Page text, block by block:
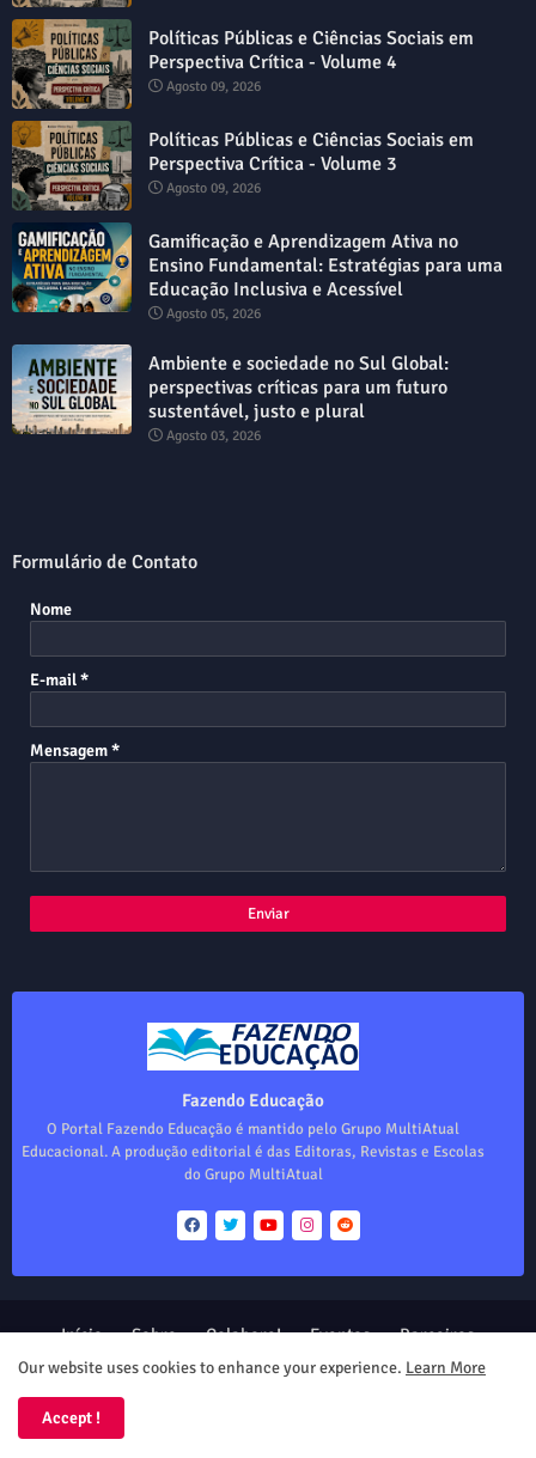
Políticas Públicas e Ciências Sociais em
Perspectiva Crítica - Volume 4
Agosto 09, 2026
Políticas Públicas e Ciências Sociais em
Perspectiva Crítica - Volume 3
Agosto 09, 2026
Gamificação e Aprendizagem Ativa no
Ensino Fundamental: Estratégias para uma
Educação Inclusiva e Acessível
Agosto 05, 2026
Ambiente e sociedade no Sul Global:
perspectivas críticas para um futuro
sustentável, justo e plural
Agosto 03, 2026
Formulário de Contato
Nome
E-mail*
Mensagem*
Fazendo Educação
O Portal Fazendo Educação é mantido pelo Grupo MultiAtual
Educacional. A produção editorial é das Editoras, Revistas e Escolas
do Grupo MultiAtual
Design by -
Início Sobre Colabore! Eventos
Parceiros
Produtos
Our website uses cookies to enhance your experience. Learn More
Accept !